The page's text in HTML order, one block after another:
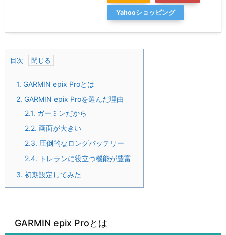
Yahooショッピング
目次
1. GARMIN epix Proとは
2. GARMIN epix Proを選んだ理由
2.1. ガーミンだから
2.2. 画面が大きい
2.3. 圧倒的なロングバッテリー
2.4. トレランに役立つ機能が豊富
3. 初期設定してみた
GARMIN epix Proとは